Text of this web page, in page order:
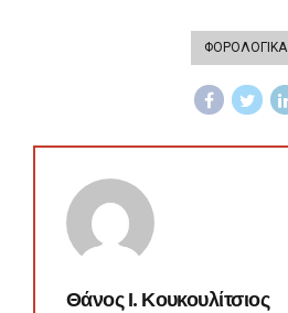
ΦΟΡΟΛΟΓΙΚΑ
Θάνος Ι. Κουκουλίτσιος